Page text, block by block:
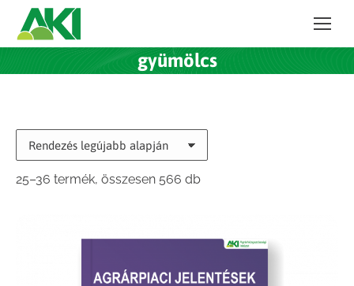
gyümölcs
25–36 termék, összesen 566 dbSorted